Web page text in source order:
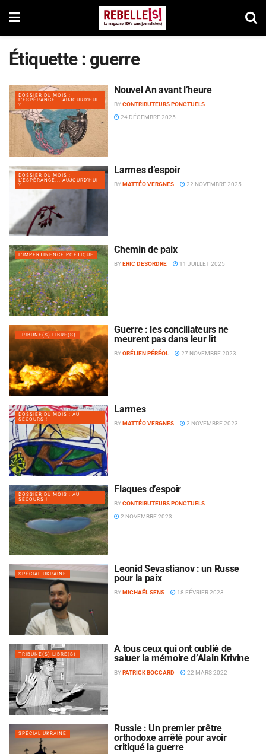
Étiquette : guerre
DOSSIER DU MOIS :
L'ESPÉRANCE... AUJOURD'HUI
?
Nouvel An avant l’heure
BYCONTRIBUTEURS PONCTUELS
24 DÉCEMBRE 2025
DOSSIER DU MOIS :
L'ESPÉRANCE... AUJOURD'HUI
?
Larmes d’espoir
BYMATTÉO VERGNES 22 NOVEMBRE 2025
L'IMPERTINENCE POÉTIQUE Chemin de paix
BYERIC DESORDRE 11 JUILLET 2025
TRIBUNE(S) LIBRE(S)
Guerre : les conciliateurs ne
meurent pas dans leur lit
BYORÉLIEN PÉRÉOL 27 NOVEMBRE 2023
DOSSIER DU MOIS : AU
SECOURS !
Larmes
BYMATTÉO VERGNES 2 NOVEMBRE 2023
DOSSIER DU MOIS : AU
SECOURS !
Flaques d’espoir
BYCONTRIBUTEURS PONCTUELS
2 NOVEMBRE 2023
SPÉCIAL UKRAINE
Leonid Sevastianov : un Russe
pour la paix
BYMICHAËL SENS 18 FÉVRIER 2023
TRIBUNE(S) LIBRE(S)
À tous ceux qui ont oublié de
saluer la mémoire d’Alain Krivine
BYPATRICK BOCCARD 22 MARS 2022
SPÉCIAL UKRAINE
Russie : Un premier prêtre
orthodoxe arrêté pour avoir
critiqué la guerre